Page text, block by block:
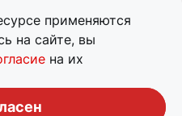
применяются
на сайте, вы
на их